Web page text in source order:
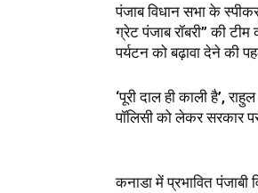
पंजाब विधान सभा के स्पीकर
ग्रेट पंजाब रॉबरी” की
पर्यटन को बढ़ावा देने की
‘पूरी दाल ही काली है’,
पॉलिसी को लेकर सरकार
कनाडा में प्रभावित पंजाबी